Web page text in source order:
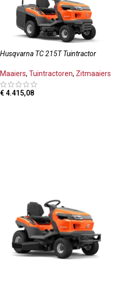
Husqvarna TC 215T Tuintractor
Maaiers, Tuintractoren, Zitmaaiers
€ 4.415,08